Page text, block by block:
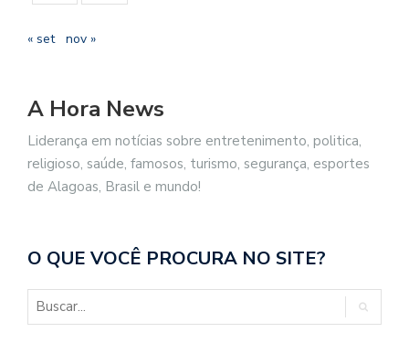
« set nov »
A Hora News
Liderança em notícias sobre entretenimento, politica,
religioso, saúde, famosos, turismo, segurança, esportes
de Alagoas, Brasil e mundo!
O QUE VOCÊ PROCURA NO SITE?